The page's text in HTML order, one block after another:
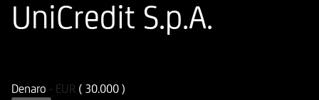
UniCredit S.p.A.
Denaro - EUR ( 30.000 )